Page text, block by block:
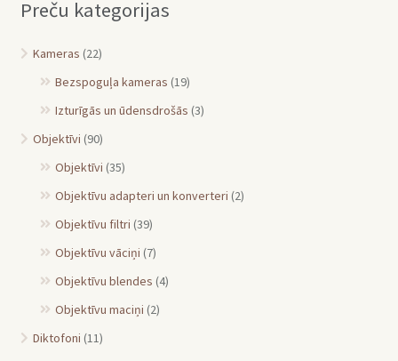
Preču kategorijas
Kameras (22)
Bezspoguļa kameras (19)
Izturīgās un ūdensdrošās (3)
Objektīvi (90)
Objektīvi (35)
Objektīvu adapteri un konverteri (2)
Objektīvu filtri (39)
Objektīvu vāciņi (7)
Objektīvu blendes (4)
Objektīvu maciņi (2)
Diktofoni (11)